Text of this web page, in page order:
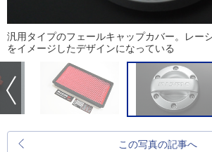
汎用タイプのフェールキャップカバー。レー
をイメージしたデザインになっている
この写真の記事へ